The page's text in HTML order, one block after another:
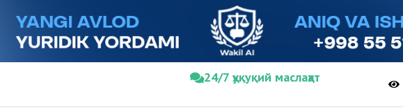
24/7 ҳуқуқий маслаҳат